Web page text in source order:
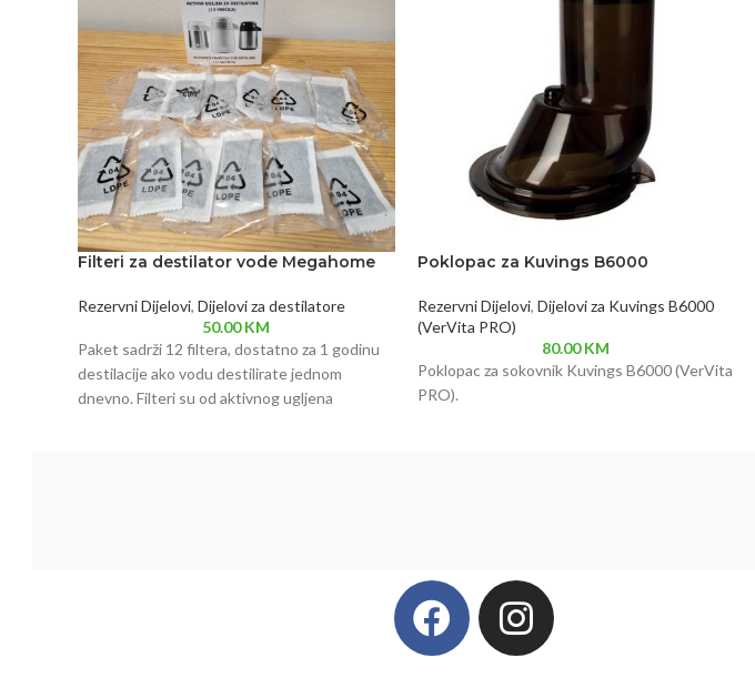
Filteri za destilator vode Megahome
Rezervni Dijelovi, Dijelovi za destilatore
50.00KM
Paket sadrži 12 filtera, dostatno za 1 godinu
destilacije ako vodu destilirate jednom
dnevno. Filteri su od aktivnog ugljena
Poklopac za Kuvings B6000
Rezervni Dijelovi, Dijelovi za Kuvings B6000
(VerVita PRO)
80.00KM
Poklopac za sokovnik Kuvings B6000 (VerVita
PRO).